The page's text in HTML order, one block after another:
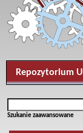
Repozytorium
Szukanie zaawansowane